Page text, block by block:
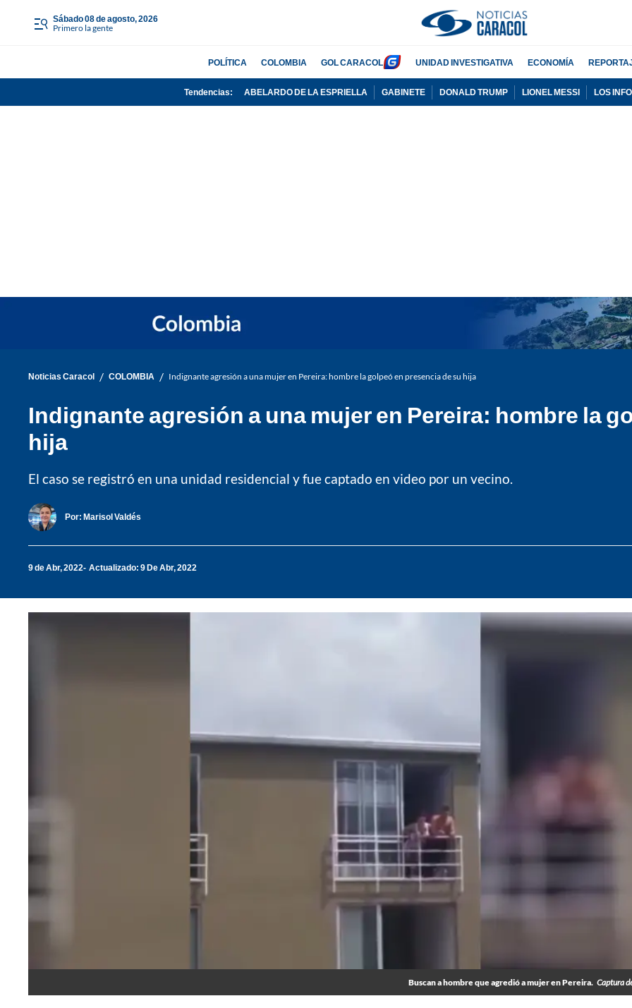
sábado 08 de agosto, 2026
Primero la gente
POLÍTICA COLOMBIA GOL CARACOL UNIDAD INVESTIGATIVA ECONOMÍA
Tendencias: ABELARDO DE LA ESPRIELLA GABINETE DONALD TRUMP LIONEL MESSI LOS
Noticias Caracol / COLOMBIA / Indignante agresión a una mujer en Pereira: hombre la golpeó en presencia de su hija
Indignante agresión a una mujer en Pereira: hombre la
hija
El caso se registró en una unidad residencial y fue captado en video por un vecino.
Por: Marisol Valdés
9 de Abr, 2022 Actualizado: 9 De Abr, 2022
Buscan a hombre que agredió a mujer en Pereira. Captura